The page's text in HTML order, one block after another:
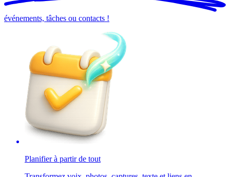
événements, tâches ou contacts !
Planifier à partir de tout